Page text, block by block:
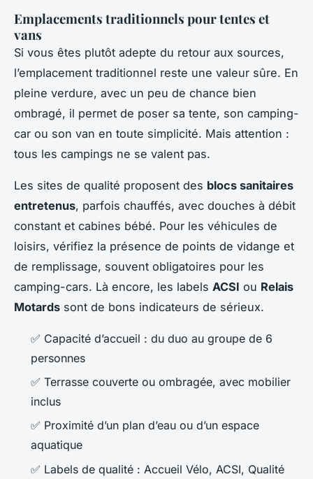
Emplacements traditionnels pour tentes et
vans
Si vous êtes plutôt adepte du retour aux sources,
l’emplacement traditionnel reste une valeur sûre. En
pleine verdure, avec un peu de chance bien
ombragé, il permet de poser sa tente, son camping-
car ou son van en toute simplicité. Mais attention :
tous les campings ne se valent pas.
Les sites de qualité proposent des blocs sanitaires
entretenus, parfois chauffés, avec douches à débit
constant et cabines bébé. Pour les véhicules de
loisirs, vérifiez la présence de points de vidange et
de remplissage, souvent obligatoires pour les
camping-cars. Là encore, les labels ACSI ou Relais
Motards sont de bons indicateurs de sérieux.
✅ Capacité d’accueil : du duo au groupe de 6
personnes
✅ Terrasse couverte ou ombragée, avec mobilier
inclus
✅ Proximité d’un plan d’eau ou d’un espace
aquatique
✅ Labels de qualité : Accueil Vélo, ACSI, Qualité